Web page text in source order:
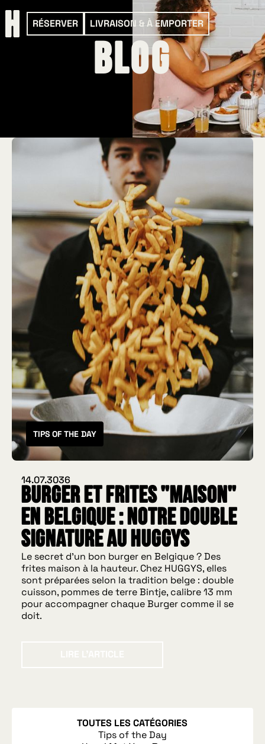
RÉSERVER LIVRAISON & À EMPORTER
Blog
TIPS OF THE DAY
14.07.3036
Burger et frites "maison"
en Belgique : notre double
signature au HUGGYS
Le secret d'un bon burger en Belgique ? Des
frites maison à la hauteur. Chez HUGGYS, elles
sont préparées selon la tradition belge : double
cuisson, pommes de terre Bintje, calibre 13 mm
pour accompagner chaque Burger comme il se
doit.
TOUTES LES CATÉGORIES
Tips of the Day